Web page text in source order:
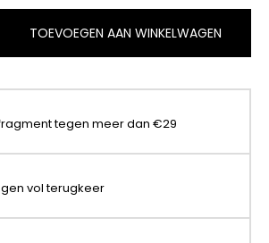
TOEVOEGEN AAN WINKELWAGEN
tegen meer dan €29
vol terugkeer